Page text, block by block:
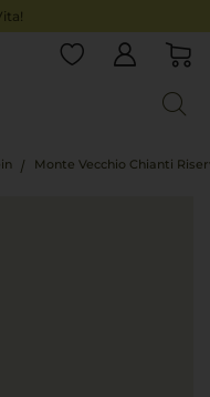
Monte Vecchio Chianti